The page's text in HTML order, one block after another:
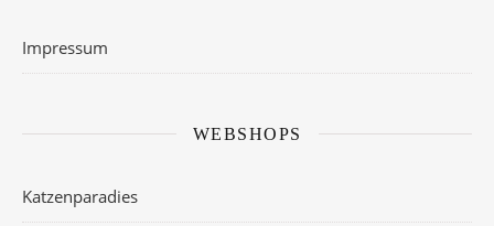
Impressum
WEBSHOPS
Katzenparadies